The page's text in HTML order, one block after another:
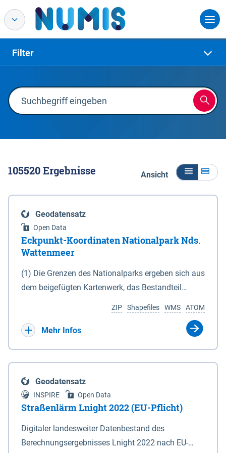
Filter
105520Ergebnisse Ansicht
Geodatensatz
Open Data
Eckpunkt-Koordinaten Nationalpark Nds.
Wattenmeer
(1) Die Grenzen des Nationalparks ergeben sich aus
dem beigefügten Kartenwerk, das Bestandteil
(DTK) im Maßstab 1 : 100 000 (Anlage 2), 2.
verkleinerte Amtliche Karte 1 : 5 000 (AK5) im
projizierte Koordinaten im Europäischen
Terrestrischen Referenzsystem 1989 (ETRS 89) mit
der Universalen Transversalen Mercator-Abbildung
bezogen auf die Zone 32 N (UTM 32N) dargestellt
(Anlage 4); Gleiches gilt für die geografischen
ATOM
WMS
Shapefiles
ZIP
Mehr Infos
Geodatensatz
INSPIRE Open Data
Straßenlärm Lnight 2022 (EU-Pflicht)
Digitaler landesweiter Datenbestand des
Berechnungsergebnisses Lnight 2022 nach EU-